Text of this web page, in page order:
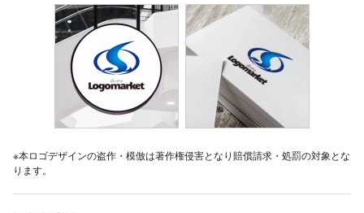
※本ロゴデザインの盗作・模倣は著作権侵害となり賠償請求・処罰の対象とな
ります。